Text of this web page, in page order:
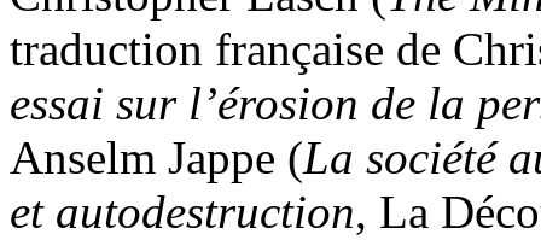
traduction française de
essai sur l’érosion de la
Anselm Jappe (La société
et autodestruction, La